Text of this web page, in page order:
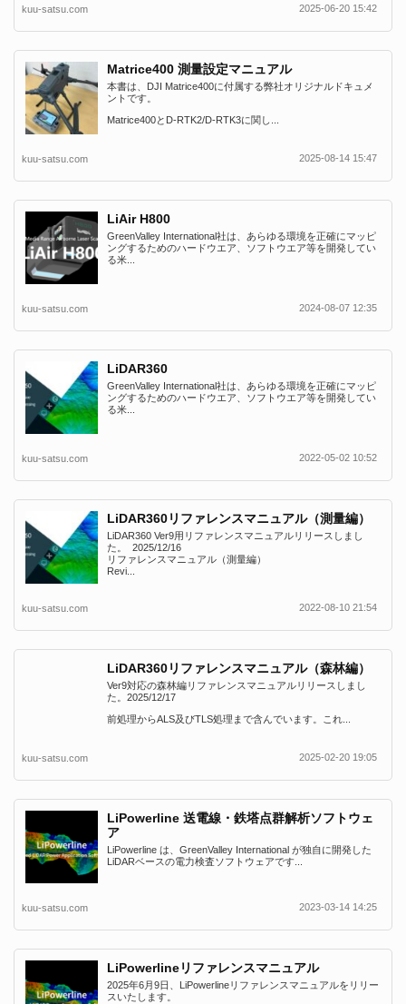
kuu-satsu.com 2025-06-20 15:42
Matrice400 測量設定マニュアル
本書は、DJI Matrice400に付属する弊社オリジナルドキュメ
ントです。
Matrice400とD-RTK2/D-RTK3に関し...
kuu-satsu.com 2025-08-14 15:47
LiAir H800
GreenValley International社は、あらゆる環境を正確にマッピ
ングするためのハードウエア、ソフトウエア等を開発してい
る米...
kuu-satsu.com 2024-08-07 12:35
LiDAR360
GreenValley International社は、あらゆる環境を正確にマッピ
ングするためのハードウエア、ソフトウエア等を開発してい
る米...
kuu-satsu.com 2022-05-02 10:52
LiDAR360リファレンスマニュアル（測量編）
LiDAR360 Ver9用リファレンスマニュアルリリースしまし
た。 2025/12/16
リファレンスマニュアル（測量編）
Revi...
kuu-satsu.com 2022-08-10 21:54
LiDAR360リファレンスマニュアル（森林編）
Ver9対応の森林編リファレンスマニュアルリリースしまし
た。2025/12/17
前処理からALS及びTLS処理まで含んでいます。これ...
kuu-satsu.com 2025-02-20 19:05
LiPowerline 送電線・鉄塔点群解析ソフトウェ
ア
LiPowerline は、GreenValley International が独自に開発した
LiDARベースの電力検査ソフトウェアです...
kuu-satsu.com 2023-03-14 14:25
LiPowerlineリファレンスマニュアル
2025年6月9日、LiPowerlineリファレンスマニュアルをリリー
スいたします。